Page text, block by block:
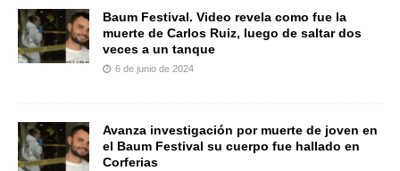
Baum Festival. Video revela como fue la
muerte de Carlos Ruiz, luego de saltar dos
veces a un tanque
6 de junio de 2024
Avanza investigación por muerte de joven en
el Baum Festival su cuerpo fue hallado en
Corferias